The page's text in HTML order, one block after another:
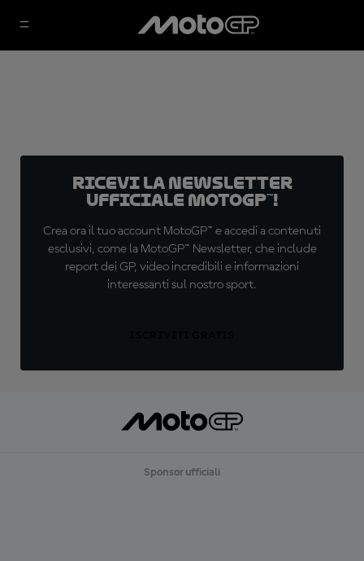
Ricevi la newsletter
ufficiale MotoGP™!
Crea ora il tuo account MotoGP™ e accedi a contenuti
esclusivi, come la MotoGP™ Newsletter, che include
report dei GP, video incredibili e informazioni
interessanti sul nostro sport.
Sponsor ufficiali